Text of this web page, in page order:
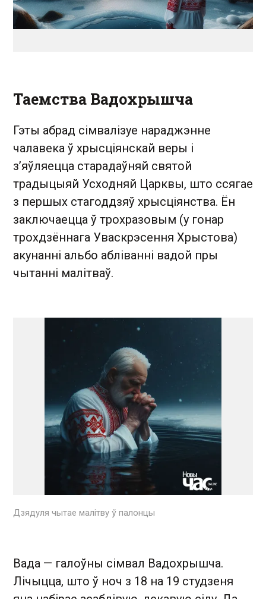
Таемства Вадохрышча
Гэты абрад сімвалізуе нараджэнне
чалавека ў хрысціянскай веры і
з’яўляецца старадаўняй святой
традыцыяй Усходняй Царквы, што ссягае
з першых стагоддзяў хрысціянства. Ён
заключаецца ў трохразовым (у гонар
трохдзённага Уваскрэсення Хрыстова)
акунанні альбо абліванні вадой пры
чытанні малітваў.
Дзядуля чытае малітву ў палонцы
Вада — галоўны сімвал Вадохрышча.
Лічыцца, што ў ноч з 18 на 19 студзеня